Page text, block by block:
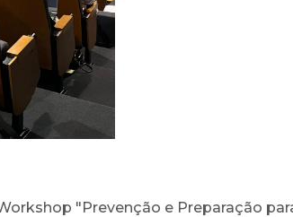
"Prevenção e Preparação